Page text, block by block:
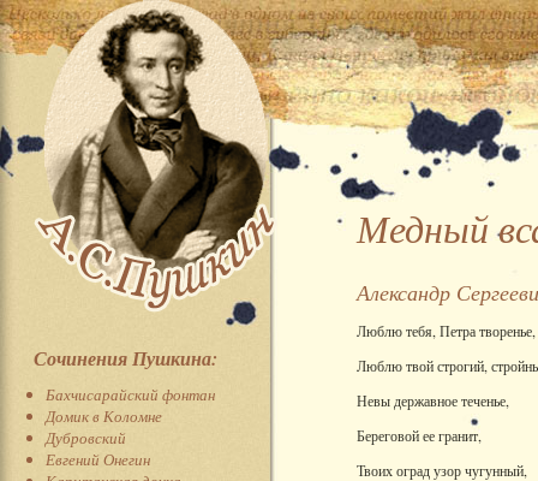
Сочинения Пушкина:
Бахчисарайский фонтан
Домик в Коломне
Дубровский
Евгений Онегин
Медный
Александр
Люблю тебя, Петра творенье,
Люблю твой строгий,
Невы державное теченье,
Береговой ее гранит,
Твоих оград узор чугунный,